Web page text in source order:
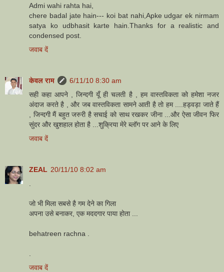
Admi wahi rahta hai,
chere badal jate hain--- koi bat nahi,Apke udgar ek nirmam
satya ko udbhasit karte hain.Thanks for a realistic and
condensed post.
जवाब दें
केवल राम
6/11/10 8:30 am
सही कहा आपने , जिन्दगी यूँ ही चलती है , हम वास्तविकता को हमेशा नजर
अंदाज करते है , और जब वास्तविकता सामने आती है तो हम ....हड्वड़ा जाते हैं
, जिन्दगी मैं बहुत जरुरी है सचाई को साथ रखकर जीना ...और ऐसा जीवन फिर
सुंदर और खुशहाल होता है ...शुक्रिया मेरे ब्लॉग पर आने के लिए
जवाब दें
ZEAL 20/11/10 8:02 am
जो भी मिला सबसे है गम देने का गिला
अपना उसे बनाकर, एक मददगार पाया होता ...
behatreen rachna .
जवाब दें